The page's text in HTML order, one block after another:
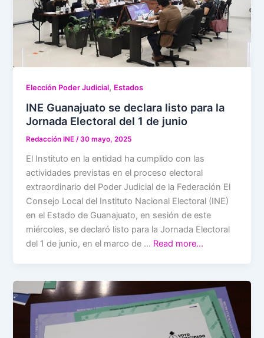
Elección Poder Judicial, Estados
INE Guanajuato se declara listo para la
Jornada Electoral del 1 de junio
Redacción INE/30 mayo, 2025
El Instituto en la entidad ha cumplido con las
actividades previstas en el proceso electoral
extraordinario del Poder Judicial de la Federación El
Consejo Local del Instituto Nacional Electoral (INE)
en el Estado de Guanajuato, en sesión de este
miércoles, se declaró listo para la Jornada Electoral
del 1 de junio, en el marco de … Read more…